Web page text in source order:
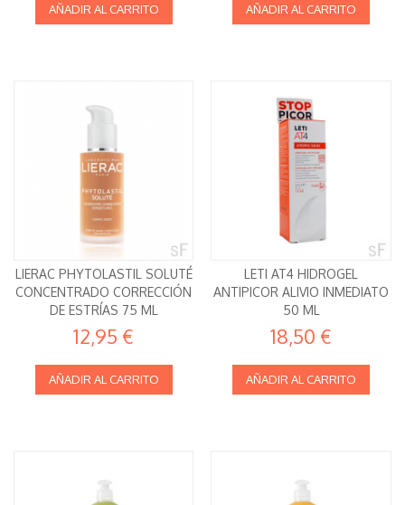
AÑADIR AL CARRITO AÑADIR AL CARRITO
LIERAC PHYTOLASTIL SOLUTÉ
CONCENTRADO CORRECCIÓN
DE ESTRÍAS 75 ML
12,95 €
AÑADIR AL CARRITO
LETI AT4 HIDROGEL
ANTIPICOR ALIVIO INMEDIATO
50 ML
18,50 €
AÑADIR AL CARRITO